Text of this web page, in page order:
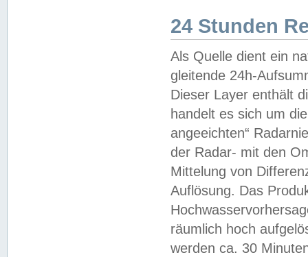
24 Stunden
Als Quelle dient ein
gleitende 24h-
Dieser Layer enthält
handelt es sich um
angeeichten“
der Radar- mit den
Mittelung von
Auflösung. Das
räumlich hoch
werden ca. 30